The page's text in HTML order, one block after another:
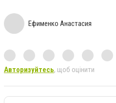
Ефименко Анастасия
Авторизуйтесь, щоб оцінити